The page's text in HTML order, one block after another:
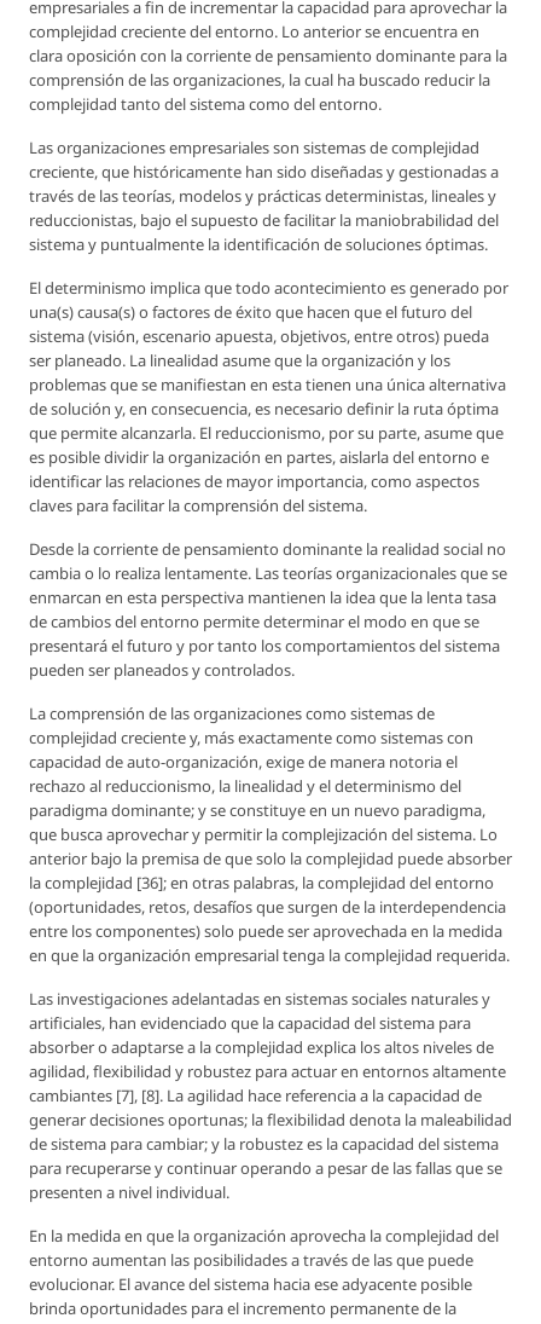
empresariales a fin de incrementar la capacidad para aprovechar la
complejidad creciente del entorno. Lo anterior se encuentra en
clara oposición con la corriente de pensamiento dominante para la
comprensión de las organizaciones, la cual ha buscado reducir la
complejidad tanto del sistema como del entorno.
Las organizaciones empresariales son sistemas de complejidad
creciente, que históricamente han sido diseñadas y gestionadas a
través de las teorías, modelos y prácticas deterministas, lineales y
reduccionistas, bajo el supuesto de facilitar la maniobrabilidad del
sistema y puntualmente la identificación de soluciones óptimas.
El determinismo implica que todo acontecimiento es generado por
una(s) causa(s) o factores de éxito que hacen que el futuro del
sistema (visión, escenario apuesta, objetivos, entre otros) pueda
ser planeado. La linealidad asume que la organización y los
problemas que se manifiestan en esta tienen una única alternativa
de solución y, en consecuencia, es necesario definir la ruta óptima
que permite alcanzarla. El reduccionismo, por su parte, asume que
es posible dividir la organización en partes, aislarla del entorno e
identificar las relaciones de mayor importancia, como aspectos
claves para facilitar la comprensión del sistema.
Desde la corriente de pensamiento dominante la realidad social no
cambia o lo realiza lentamente. Las teorías organizacionales que se
enmarcan en esta perspectiva mantienen la idea que la lenta tasa
de cambios del entorno permite determinar el modo en que se
presentará el futuro y por tanto los comportamientos del sistema
pueden ser planeados y controlados.
La comprensión de las organizaciones como sistemas de
complejidad creciente y, más exactamente como sistemas con
capacidad de auto-organización, exige de manera notoria el
rechazo al reduccionismo, la linealidad y el determinismo del
paradigma dominante; y se constituye en un nuevo paradigma,
que busca aprovechar y permitir la complejización del sistema. Lo
anterior bajo la premisa de que solo la complejidad puede absorber
la complejidad [36]; en otras palabras, la complejidad del entorno
(oportunidades, retos, desafíos que surgen de la interdependencia
entre los componentes) solo puede ser aprovechada en la medida
en que la organización empresarial tenga la complejidad requerida.
Las investigaciones adelantadas en sistemas sociales naturales y
artificiales, han evidenciado que la capacidad del sistema para
absorber o adaptarse a la complejidad explica los altos niveles de
agilidad, flexibilidad y robustez para actuar en entornos altamente
cambiantes [7], [8]. La agilidad hace referencia a la capacidad de
generar decisiones oportunas; la flexibilidad denota la maleabilidad
de sistema para cambiar; y la robustez es la capacidad del sistema
para recuperarse y continuar operando a pesar de las fallas que se
presenten a nivel individual.
En la medida en que la organización aprovecha la complejidad del
entorno aumentan las posibilidades a través de las que puede
evolucionar. El avance del sistema hacia ese adyacente posible
brinda oportunidades para el incremento permanente de la